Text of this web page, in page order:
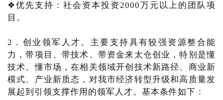
❖优先支持：社会资本投资2000万元以上的团队项
目。
2．创业领军人才。主要支持具有较强资源整合能
力，带项目、带技术、带资金来太仓创业，特别是懂
技术、懂市场，在相关领域开创技术新路径、商业新
模式、产业新质态，对我市经济转型升级和高质量发
展起到引领支撑作用的领军人才。基本条件如下：